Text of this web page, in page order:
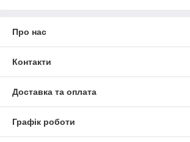
Про нас
Контакти
Доставка та оплата
Графік роботи